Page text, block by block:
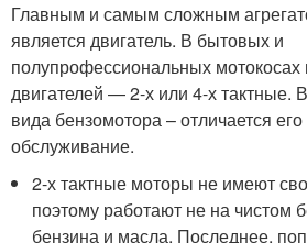
Главным и самым сложным
является двигатель. В бытовых и
полупрофессиональных
двигателей — 2-х или 4-х тактные.
вида бензомотора – отличается
обслуживание.
2-х тактные моторы не имеют
поэтому работают не на чистом
бензина и масла. Последнее,